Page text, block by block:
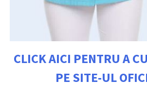
CLICK AICI PENTRU A
PE SITE-UL